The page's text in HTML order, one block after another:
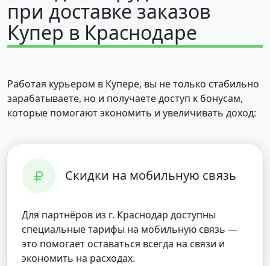
при доставке заказов
Купер в Краснодаре
Работая курьером в Купере, вы не только стабильно
зарабатываете, но и получаете доступ к бонусам,
которые помогают экономить и увеличивать доход:
Скидки на мобильную связь
Для партнёров из г. Краснодар доступны
специальные тарифы на мобильную связь —
это помогает оставаться всегда на связи и
экономить на расходах.